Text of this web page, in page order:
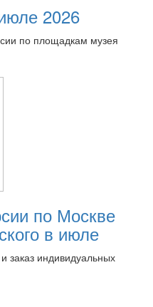
2026
по площадкам музея
по Москве
в июле
заказ индивидуальных